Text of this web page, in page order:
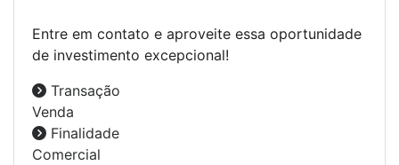
Entre em contato e aproveite essa oportunidade
de investimento excepcional!
Transação
Venda
Finalidade
Comercial